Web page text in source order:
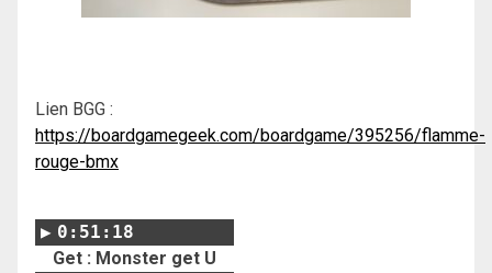
Lien BGG :
https://boardgamegeek.com/boardgame/395256/flamme-
rouge-bmx
0:51:18
Get : Monster get U